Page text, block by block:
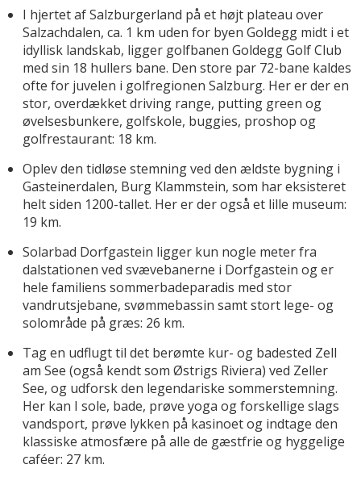
I hjertet af Salzburgerland på et højt plateau over
Salzachdalen, ca. 1 km uden for byen Goldegg midt i et
idyllisk landskab, ligger golfbanen Goldegg Golf Club
med sin 18 hullers bane. Den store par 72-bane kaldes
ofte for juvelen i golfregionen Salzburg. Her er der en
stor, overdækket driving range, putting green og
øvelsesbunkere, golfskole, buggies, proshop og
golfrestaurant: 18 km.
Oplev den tidløse stemning ved den ældste bygning i
Gasteinerdalen, Burg Klammstein, som har eksisteret
helt siden 1200-tallet. Her er der også et lille museum:
19 km.
Solarbad Dorfgastein ligger kun nogle meter fra
dalstationen ved svævebanerne i Dorfgastein og er
hele familiens sommerbadeparadis med stor
vandrutsjebane, svømmebassin samt stort lege- og
solområde på græs: 26 km.
Tag en udflugt til det berømte kur- og badested Zell
am See (også kendt som Østrigs Riviera) ved Zeller
See, og udforsk den legendariske sommerstemning.
Her kan I sole, bade, prøve yoga og forskellige slags
vandsport, prøve lykken på kasinoet og indtage den
klassiske atmosfære på alle de gæstfrie og hyggelige
caféer: 27 km.